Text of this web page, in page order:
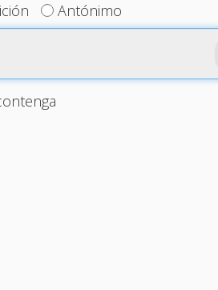
Antónimo